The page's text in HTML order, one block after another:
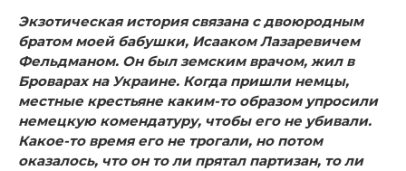
Экзотическая история связана с двоюродным
братом моей бабушки, Исааком Лазаревичем
Фельдманом. Он был земским врачом, жил в
Броварах на Украине. Когда пришли немцы,
местные крестьяне каким-то образом упросили
немецкую комендатуру, чтобы его не убивали.
Какое-то время его не трогали, но потом
оказалось, что он то ли прятал партизан, то ли